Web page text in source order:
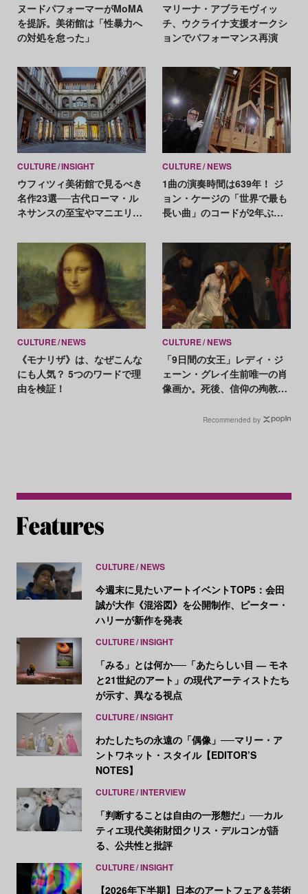
ヌードパフォーマーがMoMA
を提訴。美術館は「性暴力へ
の対処を怠った」
マリーナ・アブラモヴィッ
チ、ウクライナ支援オークシ
ョンでパフォーマンス再演
CULTURE INSIGHT
ウフィツィ美術館で見るべき
名作23選──古代ローマ・ル
ネサンスの至宝やマニエリス
CULTURE NEWS
1曲の演奏時間は639年！ ジ
ョン・ケージの「世界で最も
長い曲」のコードが2年ぶり
CULTURE NEWS
《モナリザ》は、なぜこんな
にも人気？ 5つのワードで理
由を検証！
CULTURE NEWS
「9日間の女王」レディ・ジ
ェーン・グレイ生前唯一の肖
像画か。死後、信仰の殉教者
Recommended by
CULTURE NEWS
今週末に見たいアートイベントTOP5：会田
誠が大作《混浴図》を公開制作、ピーター・
ハリーが新作を発表
CULTURE INSIGHT
「みる」とは何か──「あたらしい目 ― モネ
と21世紀のアート」の現代アーティストたち
が示す、異なる視点
CULTURE INSIGHT
わたしたちの永遠の「偶像」──マリー・ア
ントワネット・スタイル【EDITOR’S
NOTES】
CULTURE INTERVIEW
「判断することは自由の一形態だ」──カル
ティエ現代美術財団クリス・デルコンが語
る、公共性と批評
CULTURE INSIGHT
【2026年下半期】日本のアートフェア＆芸術